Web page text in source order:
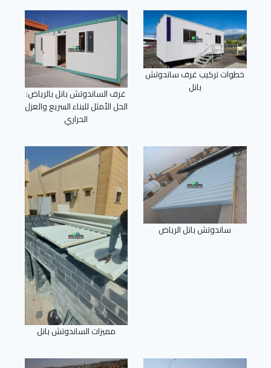
خطوات تركيب غرف ساندوتش
بانل
غرف الساندوتش بانل بالرياض:
الحل الأمثل للبناء السريع والعزل
الحراري
ساندوتش بانل الرياض
مميزات الساندوتش بانل